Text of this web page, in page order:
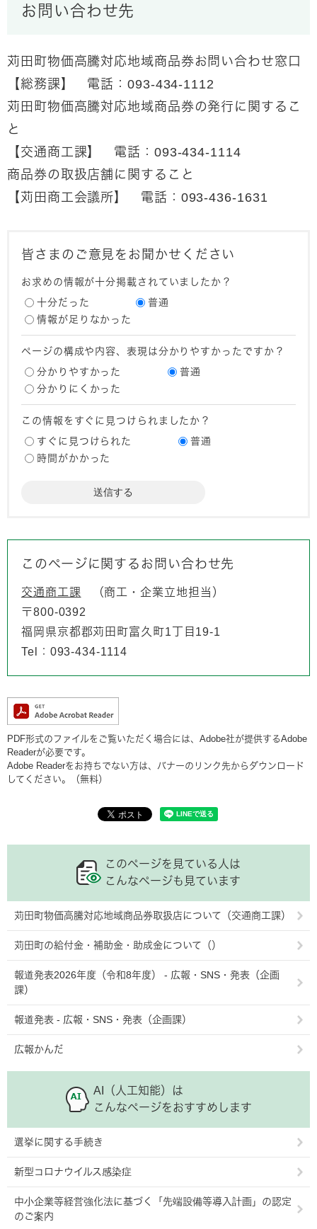
お問い合わせ先
苅田町物価高騰対応地域商品券お問い合わせ窓口
【総務課】 電話：093‐434‐1112
苅田町物価高騰対応地域商品券の発行に関するこ
と
【交通商工課】 電話：093‐434‐1114
商品券の取扱店舗に関すること
【苅田商工会議所】 電話：093‐436‐1631
皆さまのご意見をお聞かせください
お求めの情報が十分掲載されていましたか？
十分だった
普通
情報が足りなかった
ページの構成や内容、表現は分かりやすかったですか？
分かりやすかった
普通
分かりにくかった
この情報をすぐに見つけられましたか？
すぐに見つけられた
普通
時間がかかった
このページに関するお問い合わせ先
交通商工課
商工・企業立地担当
〒800-0392
福岡県京都郡苅田町富久町1丁目19-1
Tel：093-434-1114
PDF形式のファイルをご覧いただく場合には、Adobe社が提供するAdobe
Readerが必要です。
Adobe Readerをお持ちでない方は、バナーのリンク先からダウンロード
してください。（無料）
このページを見ている人は
こんなページも見ています
苅田町物価高騰対応地域商品券取扱店について（交通商工課）
苅田町の給付金・補助金・助成金について（）
報道発表2026年度（令和8年度） - 広報・SNS・発表（企画
課）
報道発表 - 広報・SNS・発表（企画課）
広報かんだ
AI（人工知能）は
こんなページをおすすめします
選挙に関する手続き
新型コロナウイルス感染症
中小企業等経営強化法に基づく「先端設備等導入計画」の認定
のご案内